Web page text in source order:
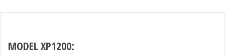
MODEL XP1200: